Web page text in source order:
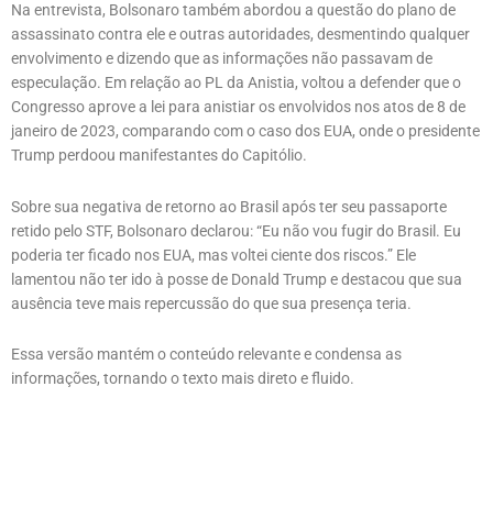
Na entrevista, Bolsonaro também abordou a questão do plano de
assassinato contra ele e outras autoridades, desmentindo qualquer
envolvimento e dizendo que as informações não passavam de
especulação. Em relação ao PL da Anistia, voltou a defender que o
Congresso aprove a lei para anistiar os envolvidos nos atos de 8 de
janeiro de 2023, comparando com o caso dos EUA, onde o presidente
Trump perdoou manifestantes do Capitólio.
Sobre sua negativa de retorno ao Brasil após ter seu passaporte
retido pelo STF, Bolsonaro declarou: “Eu não vou fugir do Brasil. Eu
poderia ter ficado nos EUA, mas voltei ciente dos riscos.” Ele
lamentou não ter ido à posse de Donald Trump e destacou que sua
ausência teve mais repercussão do que sua presença teria.
Essa versão mantém o conteúdo relevante e condensa as
informações, tornando o texto mais direto e fluido.